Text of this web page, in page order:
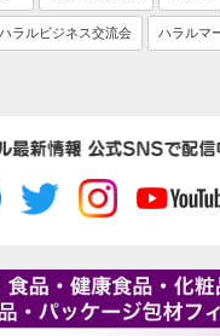
ハラルビジネス交流会 ハラルマ